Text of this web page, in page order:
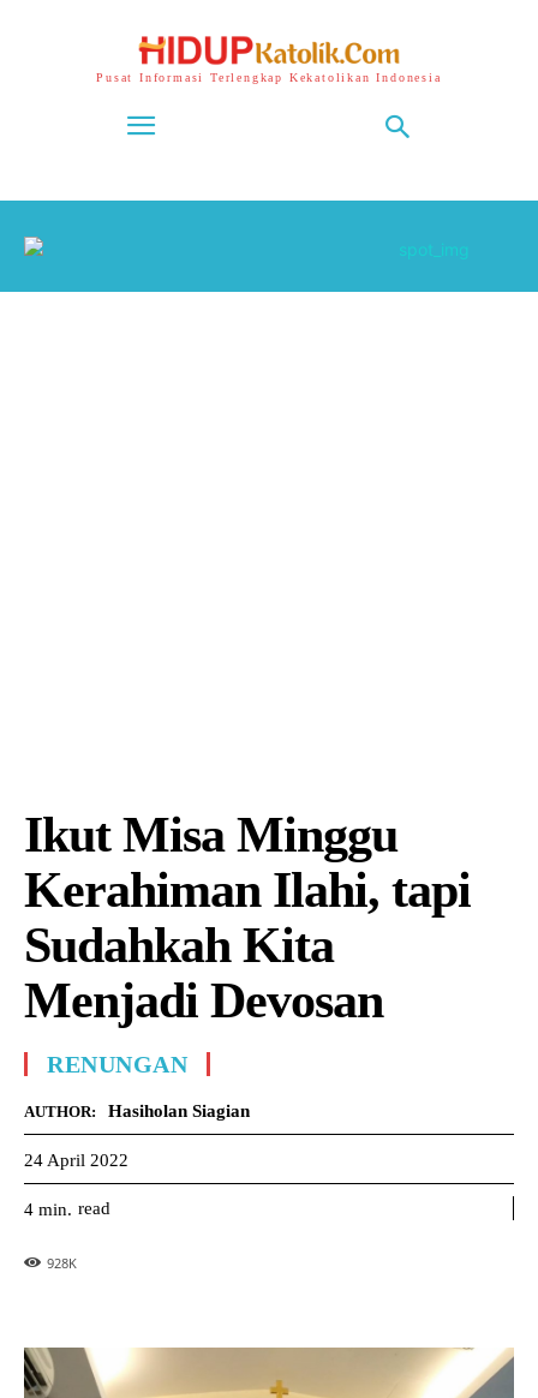
Pusat Informasi Terlengkap Kekatolikan Indonesia
Ikut Misa Minggu
Kerahiman Ilahi, tapi
Sudahkah Kita
Menjadi Devosan
RENUNGAN
AUTHOR: Hasiholan Siagian
24 April 2022
4 min. read
928K